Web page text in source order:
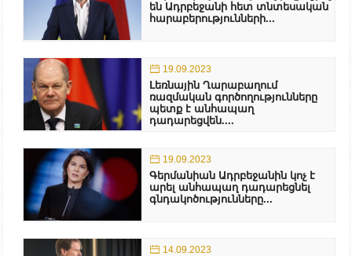
են Ադրբեջանի հետ տնտեսական
հարաբերությունների...
19.09.2023
Լեռնային Ղարաբաղում
ռազմական գործողությունները
պետք է անհապաղ
դադարեցվեն....
19.09.2023
Գերմանիան Ադրբեջանին կոչ է
արել անհապաղ դադարեցնել
գնդակոծությունները...
14.09.2023